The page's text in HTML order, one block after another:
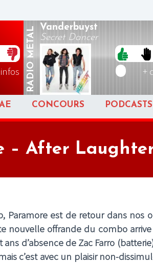
RADIO
METAL Vanderbuyst
Secret Dancer
+
CONCOURS PODCASTS
– After
Paramore est de retour dans nos
nouvelle offrande du combo
d’absence de Zac Farro
c’est avec un plaisir non-